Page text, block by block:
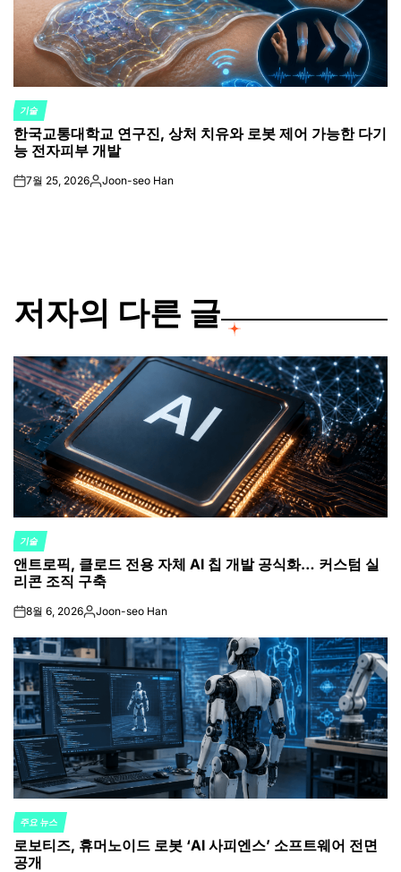
POSTED
IN
기술
한국교통대학교 연구진, 상처 치유와 로봇 제어 가능한 다기
능 전자피부 개발
on7월 25, 2026Posted
Joon-seo Han
저자의 다른 글
POSTED
IN
기술
앤트로픽, 클로드 전용 자체 AI 칩 개발 공식화… 커스텀 실
리콘 조직 구축
on8월 6, 2026Posted
Joon-seo Han
POSTED
IN
주요 뉴스
로보티즈, 휴머노이드 로봇 ‘AI 사피엔스’ 소프트웨어 전면
공개